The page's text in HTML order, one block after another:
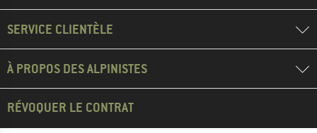
SERVICE CLIENTÈLE
À PROPOS DES ALPINISTES
RÉVOQUER LE CONTRAT